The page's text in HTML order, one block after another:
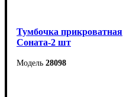
Тумбочка прикроватная
Соната-2 шт
28098